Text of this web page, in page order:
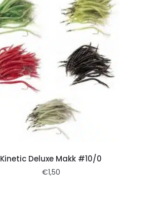
Kinetic Deluxe Makk #10/0
€1,50